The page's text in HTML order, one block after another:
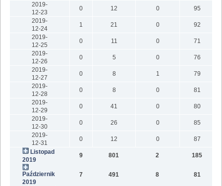
2019-
12-23
0 12 0
95
2019-
12-24
1 21 0
92
2019-
12-25
0 11 0
71
2019-
12-26
0 5 0
76
2019-
12-27
0 8 1
79
2019-
12-28
0 8 0
81
2019-
12-29
0 41 0
80
2019-
12-30
0 26 0
85
2019-
12-31
0 12 0
87
Listopad
2019
9 801 2 185
Październik
2019
7 491 8 81